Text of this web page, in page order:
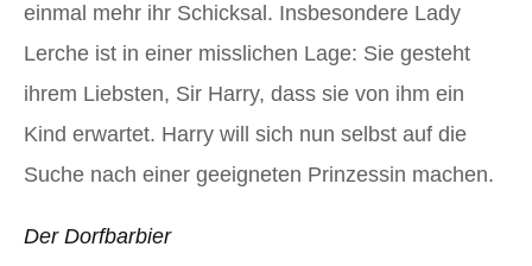
einmal mehr ihr Schicksal. Insbesondere Lady
Lerche ist in einer misslichen Lage: Sie gesteht
ihrem Liebsten, Sir Harry, dass sie von ihm ein
Kind erwartet. Harry will sich nun selbst auf die
Suche nach einer geeigneten Prinzessin machen.
Der Dorfbarbier